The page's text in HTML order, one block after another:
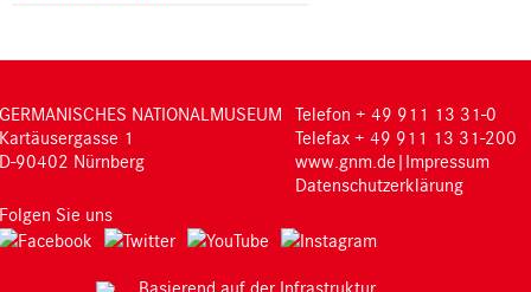
GERMANISCHES NATIONALMUSEUM
Kartäusergasse 1
D-90402 Nürnberg
Telefon + 49 911 13 31-0
Telefax + 49 911 13 31-200
www.gnm.de | Impressum
Datenschutzerklärung
Folgen Sie uns